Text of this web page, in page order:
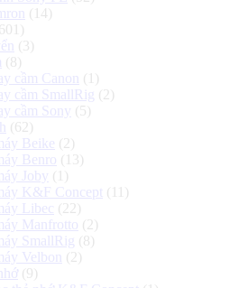
(14)
(3)
(8)
cầm Canon
(1)
cầm SmallRig (2)
cầm Sony (5)
(62)
Beike (2)
Benro (13)
Joby (1)
K&F Concept (11)
Libec (22)
Manfrotto (2)
SmallRig (8)
Velbon
(2)
(9)